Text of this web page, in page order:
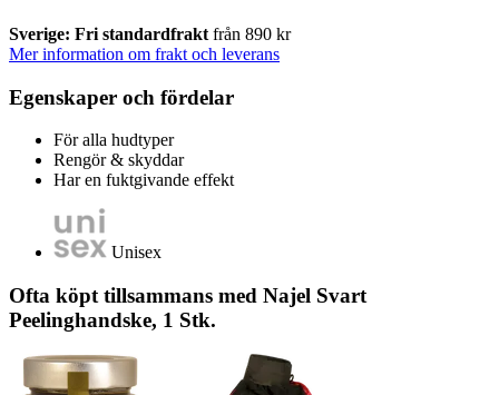
Sverige: Fri standardfrakt från 890 kr
Mer information om frakt och leverans
Egenskaper och fördelar
För alla hudtyper
Rengör & skyddar
Har en fuktgivande effekt
Unisex
Ofta köpt tillsammans med Najel Svart
Peelinghandske, 1 Stk.